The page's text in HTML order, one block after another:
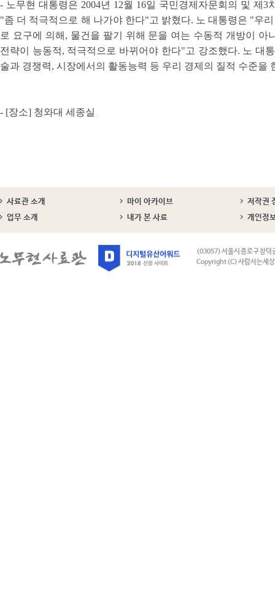
- 노무현 대통령은 2004년 12월 16일 국민경제자문회의 및 제
"좀 더 적극적으로 해 나가야 한다"고 밝혔다. 노 대통령은 "우
로 요구에 의해, 물건을 팔기 위해 문을 여는 수동적 개방이
전략이 능동적, 적극적으로 바뀌어야 한다"고 강조했다. 노 대
술과 경쟁력, 시장에서의 활동능력 등 우리 경제의 질적 수준을
- [장소] 청와대 세종실
사료관 소개 마이 아카이브
저작권
업무 소개
내가 본 사료 개인정
(03057) 서울시 종로구 창덕
Copyright (C) 사람사는세